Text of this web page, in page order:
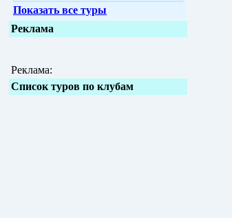
Показать все туры
Реклама
Реклама:
Список туров по клубам